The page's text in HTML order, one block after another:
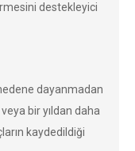
destekleyici
dayanmadan
bir yıldan daha
kaydedildiği